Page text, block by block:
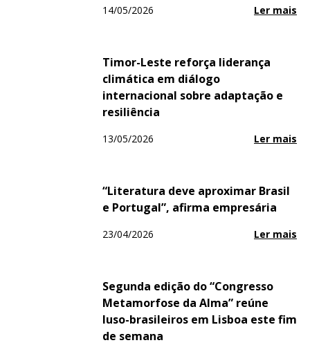
14/05/2026 Ler mais
Timor-Leste reforça liderança
climática em diálogo
internacional sobre adaptação e
resiliência
13/05/2026 Ler mais
“Literatura deve aproximar Brasil
e Portugal”, afirma empresária
23/04/2026 Ler mais
Segunda edição do “Congresso
Metamorfose da Alma” reúne
luso-brasileiros em Lisboa este fim
de semana